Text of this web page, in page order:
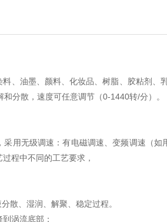
、油墨、颜料、化妆品、树脂、胶粘剂、
分散，速度可任意调节（0-1440转/分）。
用无级调速：有电磁调速、变频调速（如
程中不同的工艺要求，
散、湿润、解聚、稳定过程。
涡流底部；